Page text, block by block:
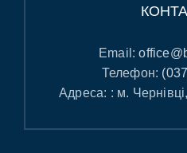
Email:
Телефон:
Адреса: : м.